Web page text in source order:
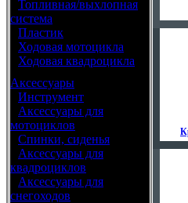
Топливная/выхлопная
система
Пластик
Ходовая мотоцикла
Ходовая квадроцикла
Аксессуары
Инструмент
Аксессуары для
мотоциклов
Спинки, сиденья
Аксессуары для
квадроциклов
Аксессуары для
снегоходов